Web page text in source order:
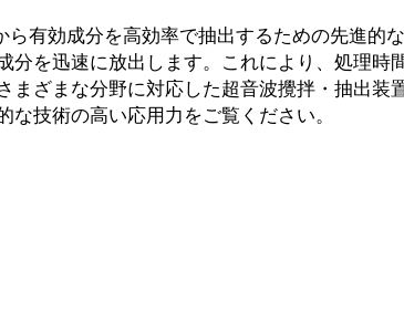
有効成分を高効率で抽出するための先進的
を迅速に放出します。これにより、処理時
ざまな分野に対応した超音波攪拌・抽出装
技術の高い応用力をご覧ください。